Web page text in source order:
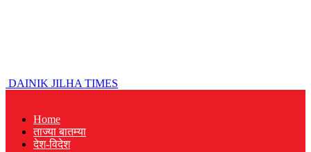
DAINIK JILHA TIMES
Home
ताज्या बातम्या
देश-विदेश